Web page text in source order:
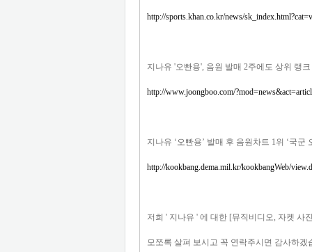
http://sports.khan.co.kr/news/
지나유 '오빤용', 음원 발매 2주에도 상위 랭크
http://www.joongboo.com/
지나유 ‘오빤용’ 발매 후 음원차트 1위 ‘국군
http://kookbang.dema.mil.kr/kookbangWeb/
저희 ' 지나유 ' 에 대한 [뮤직비디오, 자켓 사
모쪼록 살펴 보시고 꼭 연락주시면 감사하겠